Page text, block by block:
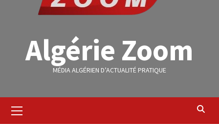
Algérie Zoom
MÉDIA ALGÉRIEN D’ACTUALITÉ PRATIQUE